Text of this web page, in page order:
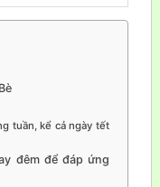
tuần, kể cả ngày tết
đêm để đáp ứng